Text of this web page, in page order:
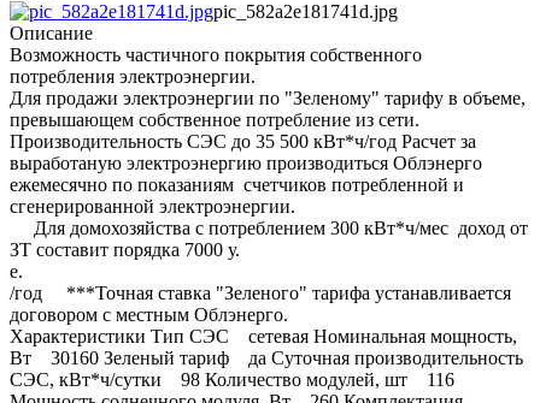
pic_582a2e181741d.jpg
Описание
Возможность частичного покрытия собственного
потребления электроэнергии.
Для продажи электроэнергии по "Зеленому" тарифу в объеме,
превышающем собственное потребление из сети.
Производительность СЭС до 35 500 кВт*ч/год Расчет за
выработаную электроэнергию производиться Облэнерго
ежемесячно по показаниям счетчиков потребленной и
сгенерированной электроэнергии.
Для домохозяйства с потреблением 300 кВт*ч/мес доход от
ЗТ составит порядка 7000 у.
е.
/год ***Точная ставка "Зеленого" тарифа устанавливается
договором с местным Облэнерго.
Характеристики Тип СЭС сетевая Номинальная мощность,
Вт 30160 Зеленый тариф да Суточная производительность
СЭС, кВт*ч/сутки 98 Количество модулей, шт 116